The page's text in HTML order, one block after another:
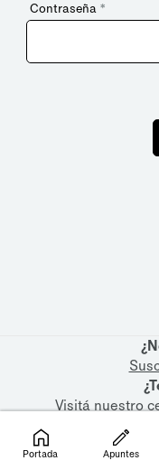
Contraseña *
Visitá nuestro
Portada Apuntes